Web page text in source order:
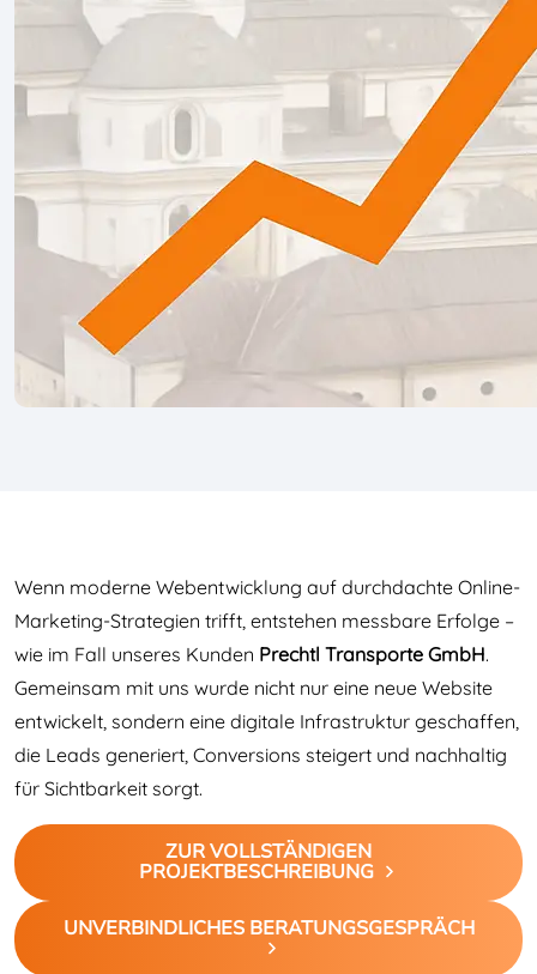
Wenn moderne Webentwicklung auf durchdachte Online-
Marketing-Strategien trifft, entstehen messbare Erfolge –
wie im Fall unseres Kunden Prechtl Transporte GmbH.
Gemeinsam mit uns wurde nicht nur eine neue Website
entwickelt, sondern eine digitale Infrastruktur geschaffen,
die Leads generiert, Conversions steigert und nachhaltig
für Sichtbarkeit sorgt.
ZUR VOLLSTÄNDIGEN
PROJEKTBESCHREIBUNG
UNVERBINDLICHES BERATUNGSGESPRÄCH